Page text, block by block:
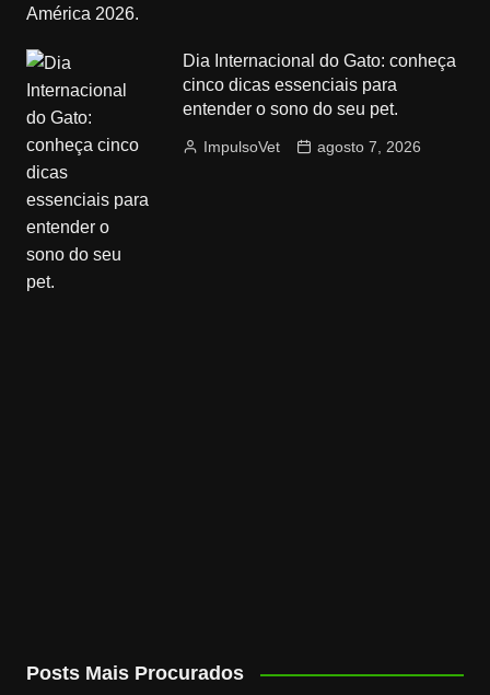
Dia Internacional do Gato: conheça
cinco dicas essenciais para
entender o sono do seu pet.
ImpulsoVet agosto 7, 2026
Posts Mais Procurados